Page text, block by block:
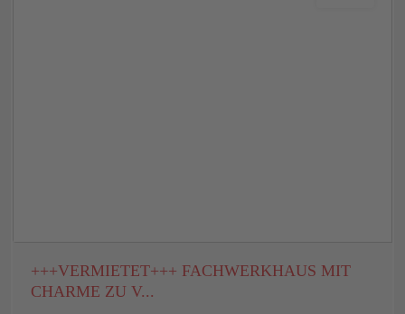
+++VERMIETET+++ FACHWERKHAUS MIT
CHARME ZU V...